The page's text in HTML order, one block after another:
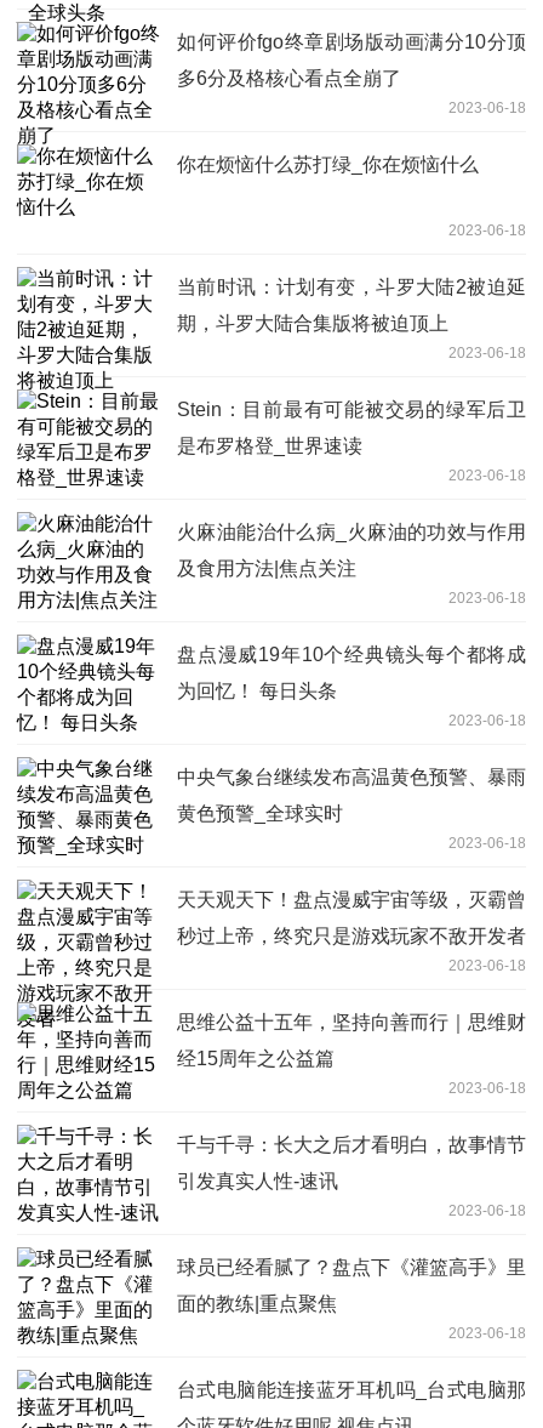
如何评价fgo终章剧场版动画满分10分顶
多6分及格核心看点全崩了
2023-06-18
你在烦恼什么苏打绿_你在烦恼什么
2023-06-18
当前时讯：计划有变，斗罗大陆2被迫延
期，斗罗大陆合集版将被迫顶上
2023-06-18
Stein：目前最有可能被交易的绿军后卫
是布罗格登_世界速读
2023-06-18
火麻油能治什么病_火麻油的功效与作用
及食用方法|焦点关注
2023-06-18
盘点漫威19年10个经典镜头每个都将成
为回忆！ 每日头条
2023-06-18
中央气象台继续发布高温黄色预警、暴雨
黄色预警_全球实时
2023-06-18
天天观天下！盘点漫威宇宙等级，灭霸曾
秒过上帝，终究只是游戏玩家不敌开发者
2023-06-18
思维公益十五年，坚持向善而行｜思维财
经15周年之公益篇
2023-06-18
千与千寻：长大之后才看明白，故事情节
引发真实人性-速讯
2023-06-18
球员已经看腻了？盘点下《灌篮高手》里
面的教练|重点聚焦
2023-06-18
台式电脑能连接蓝牙耳机吗_台式电脑那